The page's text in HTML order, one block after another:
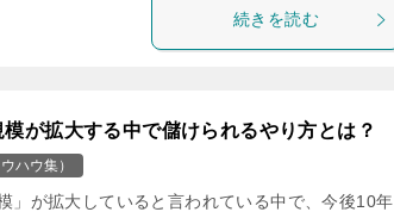
続きを読む
が拡大する中で儲けられるやり方とは？
ハウ集）
」が拡大していると言われている中で、今後10年